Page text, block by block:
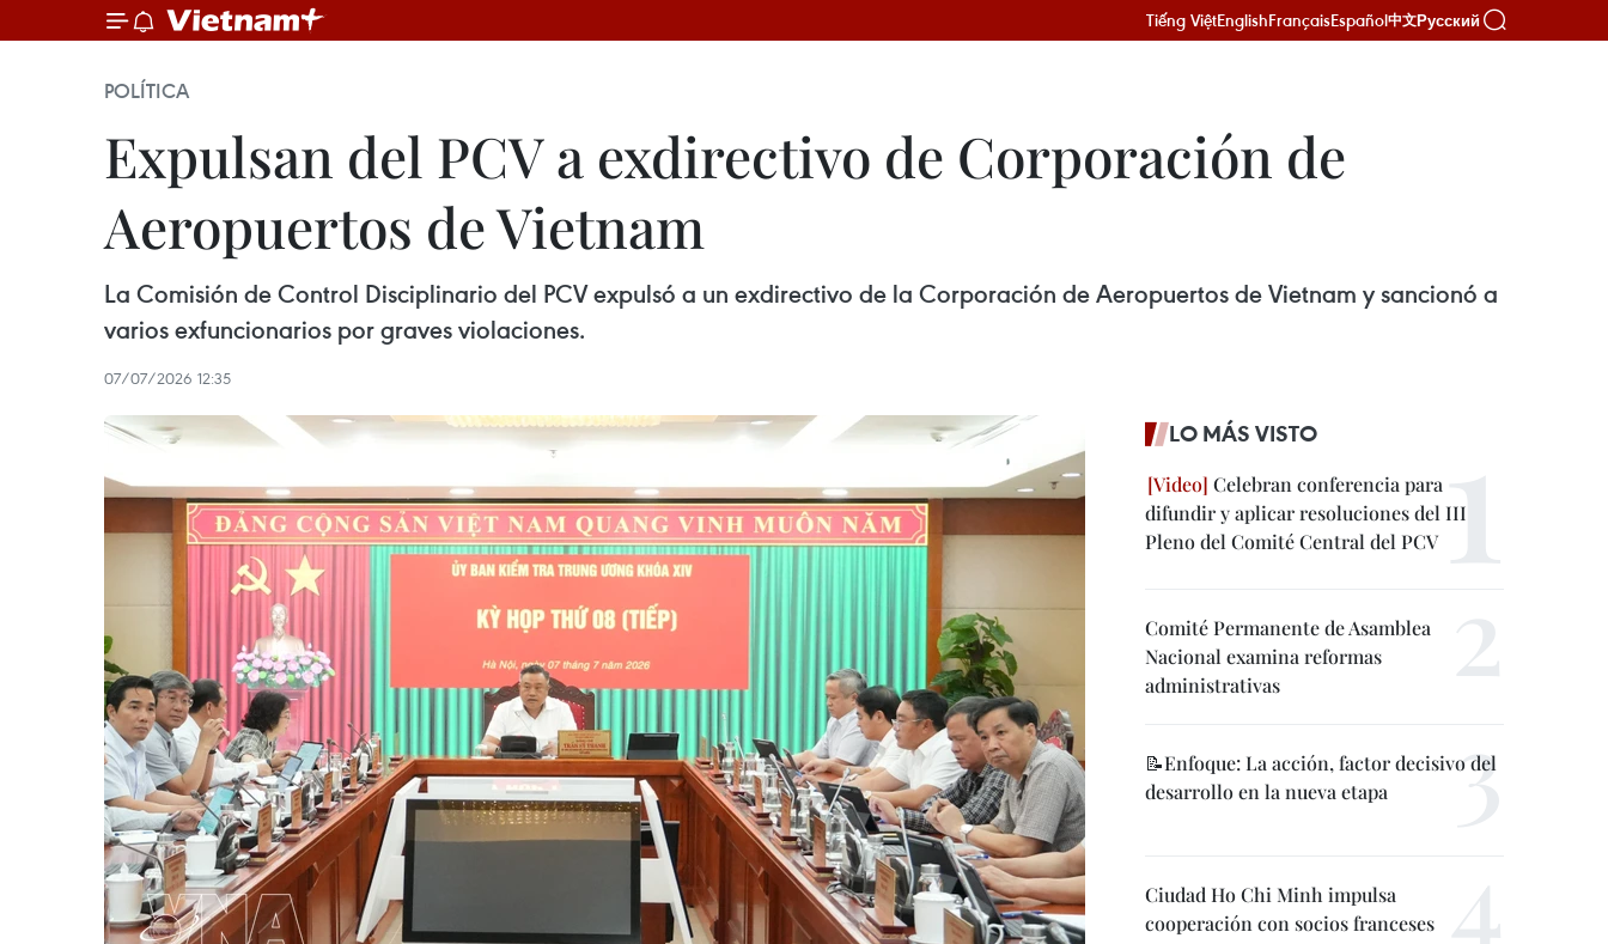
Tiếng ViệtEnglishFrançaisEspañol中文Русский
POLÍTICA
Expulsan del PCV a exdirectivo de Corporación de
Aeropuertos de Vietnam
La Comisión de Control Disciplinario del PCV expulsó a un exdirectivo de la Corporación de Aeropuertos de Vietnam y sancionó a
varios exfuncionarios por graves violaciones.
07/07/2026 12:35
LO MÁS VISTO
Celebran conferencia para
difundir y aplicar resoluciones del III
Pleno del Comité Central del PCV
Comité Permanente de Asamblea
Nacional examina reformas
administrativas
📝Enfoque: La acción, factor decisivo del
desarrollo en la nueva etapa
Ciudad Ho Chi Minh impulsa
cooperación con socios franceses